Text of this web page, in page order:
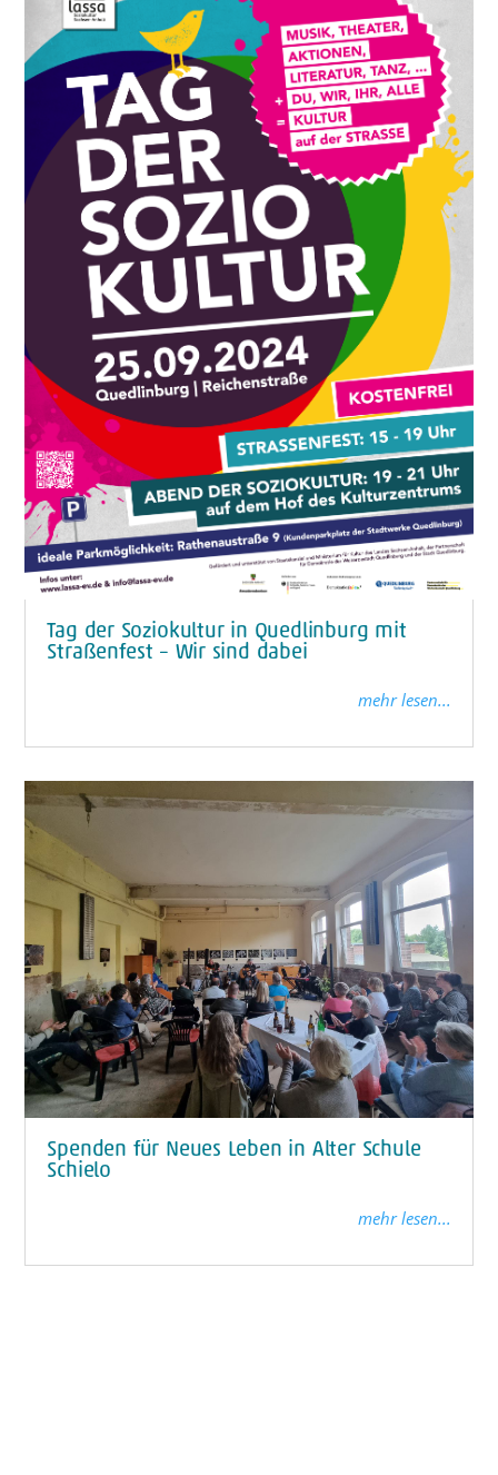
Tag der Soziokultur in Quedlinburg mit
Straßenfest – Wir sind dabei
mehr lesen...
Spenden für Neues Leben in Alter Schule
Schielo
mehr lesen...